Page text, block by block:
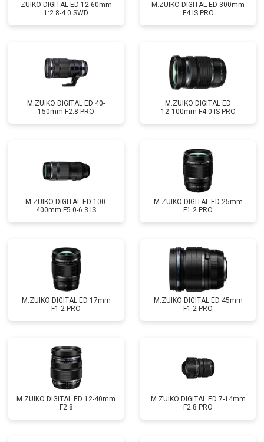
ZUIKO DIGITAL ED 12-60mm
1:2.8-4.0 SWD
M.ZUIKO DIGITAL ED 300mm
F4 IS PRO
M.ZUIKO DIGITAL ED 40-
150mm F2.8 PRO
M.ZUIKO DIGITAL ED
12‑100mm F4.0 IS PRO
M.ZUIKO DIGITAL ED 100-
400mm F5.0-6.3 IS
M.ZUIKO DIGITAL ED 25mm
F1.2 PRO
M.ZUIKO DIGITAL ED 17mm
F1.2 PRO
M.ZUIKO DIGITAL ED 45mm
F1.2 PRO
M.ZUIKO DIGITAL ED 12-40mm
F2.8
M.ZUIKO DIGITAL ED 7-14mm
F2.8 PRO